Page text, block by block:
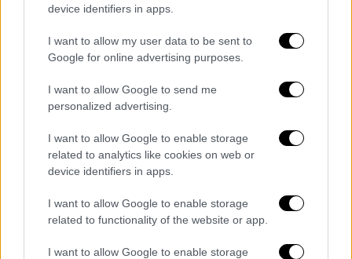
device identifiers in apps.
I want to allow my user data to be sent to
Google for online advertising purposes.
I want to allow Google to send me
personalized advertising.
I want to allow Google to enable storage
related to analytics like cookies on web or
device identifiers in apps.
I want to allow Google to enable storage
related to functionality of the website or app.
I want to allow Google to enable storage
O Ρέντσι δεσμεύτηκε για ενότητα του PD
και επανέλαβε την πρότασή του για το
σχηματισμό μιας μεταβατικής κυβέρνησης